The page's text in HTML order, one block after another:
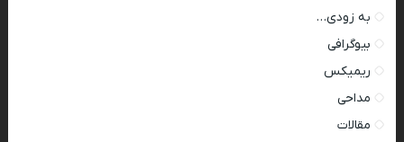
به زودی…
بیوگرافی
ریمیکس
مداحی
مقالات